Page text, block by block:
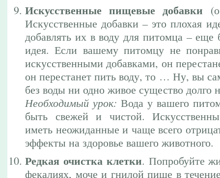
Искусственные пищевые добавки
Искусственные добавки – это плохая
добавлять их в воду для питомца – еще
идея. Если вашему питомцу не
искусственными добавками, он
он перестанет пить воду, то … Ну, вы
без воды ни одно живое существо долго
Необходимый урок: Вода у вашего
быть свежей и чистой.
иметь неожиданные и чаще всего
эффекты на здоровье вашего животного.
Редкая очистка клетки. Попробуйте
фекалиях, моче и гнилой пище в